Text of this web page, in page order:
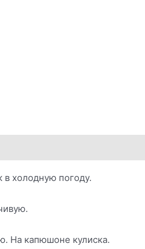
в холодную погоду.
На капюшоне кулиска.